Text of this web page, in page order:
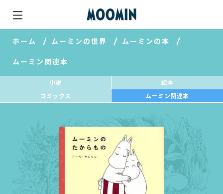
ホーム ムーミンの世界 ムーミンの本
ムーミン関連本
小説
絵本
コミックス
ムーミン関連本